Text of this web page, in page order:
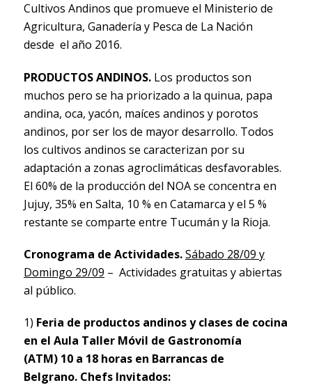
Cultivos Andinos que promueve el Ministerio de
Agricultura, Ganadería y Pesca de La Nación
desde el año 2016.
PRODUCTOS ANDINOS. Los productos son
muchos pero se ha priorizado a la quinua, papa
andina, oca, yacón, maíces andinos y porotos
andinos, por ser los de mayor desarrollo. Todos
los cultivos andinos se caracterizan por su
adaptación a zonas agroclimáticas desfavorables.
El 60% de la producción del NOA se concentra en
Jujuy, 35% en Salta, 10 % en Catamarca y el 5 %
restante se comparte entre Tucumán y la Rioja.
Cronograma de Actividades.Sábado 28/09 y
Domingo 29/09 – Actividades gratuitas y abiertas
al público.
1) Feria de productos andinos y clases de cocina
en el Aula Taller Móvil de Gastronomía
(ATM) 10 a 18 horas en Barrancas de
Belgrano.Chefs Invitados: